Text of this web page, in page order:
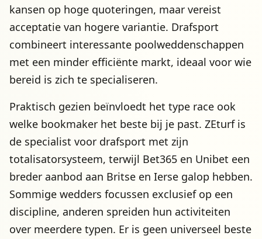
kansen op hoge quoteringen, maar vereist
acceptatie van hogere variantie. Drafsport
combineert interessante poolweddenschappen
met een minder efficiënte markt, ideaal voor wie
bereid is zich te specialiseren.
Praktisch gezien beïnvloedt het type race ook
welke bookmaker het beste bij je past. ZEturf is
de specialist voor drafsport met zijn
totalisatorsysteem, terwijl Bet365 en Unibet een
breder aanbod aan Britse en Ierse galop hebben.
Sommige wedders focussen exclusief op een
discipline, anderen spreiden hun activiteiten
over meerdere typen. Er is geen universeel beste